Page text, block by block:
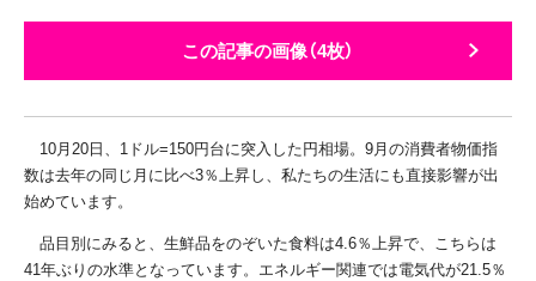
この記事の画像（4枚）
10月20日、 1 ドル=150円台に突入した円相場。 9月の消費者物価指
数は去年の同じ月に比べ3％上昇し、私たちの生活にも直接影響が出
始めています。
品目別にみると、生鮮品をのぞいた食料は4.6％上昇で、こちらは
41年ぶりの水準となっています。エネルギー関連では電気代が21.5％